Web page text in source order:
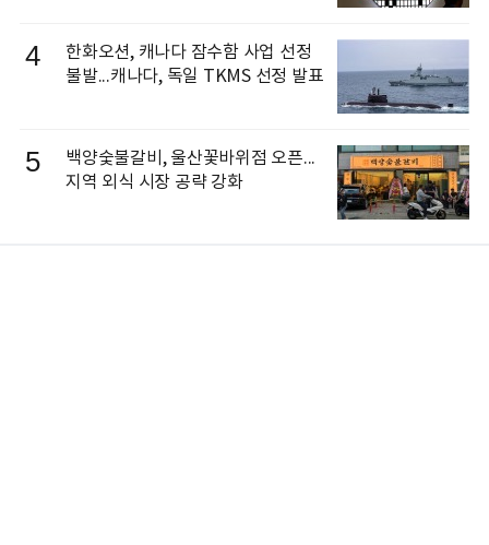
4
한화오션, 캐나다 잠수함 사업 선정
불발...캐나다, 독일 TKMS 선정 발표
5
백양숯불갈비, 울산꽃바위점 오픈...
지역 외식 시장 공략 강화